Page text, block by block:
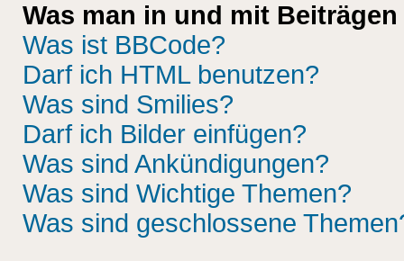
Was man in und mit
Was ist BBCode?
Darf ich HTML benutzen?
Was sind Smilies?
Darf ich Bilder einfügen?
Was sind Ankündigungen?
Was sind Wichtige Themen?
Was sind geschlossene